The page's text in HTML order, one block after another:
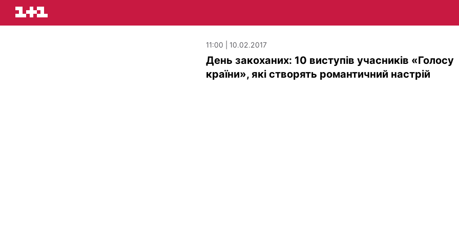
11:00 | 10.02.2017
День закоханих: 10 виступів учасників «Голосу
країни», які створять романтичний настрій